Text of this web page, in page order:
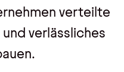
verteilte
verlässliches